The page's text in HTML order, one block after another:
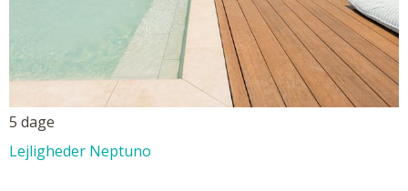
5 dage
Lejligheder Neptuno